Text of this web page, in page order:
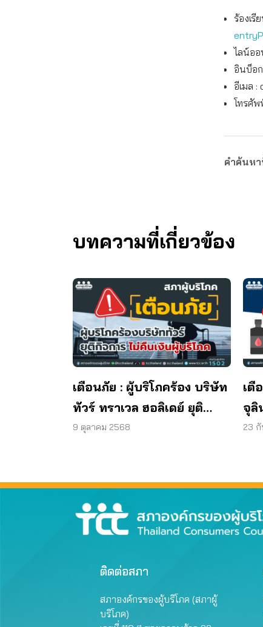
ร้องเรี
ไลน์อ
อินบ็อ
อีเมล :
โทรศัพ
คำค้นหา
บทความที่เกี่ยวข้อง
เตือนภัย : ผู้บริโภคร้อง บริษัท
ทัวร์ ทราเวล ฮอลิเดย์ ยุติ
กิจการ ไม่คืนเงินผู้บริโภค
9 ตุลาคม 2568
เตื
จุลิ
พบ
23
ติดต่อสภา
สภาองค์กรของผู้บริโภค (สภาผู้
บริโภค)